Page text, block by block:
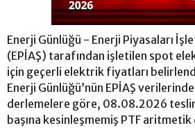
Enerji Günlüğü - Enerji Piyasaları
(EPİAŞ) tarafından işletilen spot
için geçerli elektrik fiyatları
Enerji Günlüğü’nün EPİAŞ
derlemelere göre, 08.08.2026
başına kesinleşmemiş PTF